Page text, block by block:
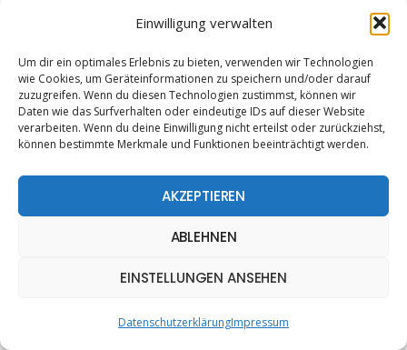
Einwilligung verwalten
Um dir ein optimales Erlebnis zu bieten, verwenden wir Technologien
wie Cookies, um Geräteinformationen zu speichern und/oder darauf
zuzugreifen. Wenn du diesen Technologien zustimmst, können wir
Daten wie das Surfverhalten oder eindeutige IDs auf dieser Website
verarbeiten. Wenn du deine Einwilligung nicht erteilst oder zurückziehst,
können bestimmte Merkmale und Funktionen beeinträchtigt werden.
AKZEPTIEREN
ABLEHNEN
EINSTELLUNGEN ANSEHEN
DatenschutzerklärungImpressum
ich dir gerne zur Verfügung. Du kannst mich per E-
Mail untertanzen(at)danielamax.deoder
telefonisch unter 0162 7915572 erreichen.